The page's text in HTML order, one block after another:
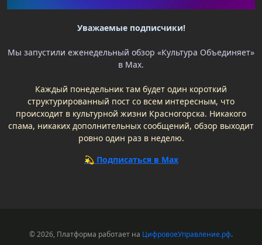
Уважаемые подписчики!
Мы запустили еженедельный обзор «Культура Объединяет»
в Max.
Каждый понедельник там будет один короткий
структурированный пост со всем интересным, что
происходит в культурной жизни Красногорска. Никакого
спама, никаких дополнительных сообщений, обзор выходит
ровно один раз в неделю.
💫 Подписаться в Max
© 2026, Платформа работает на ЦифровоеУправление.рф.